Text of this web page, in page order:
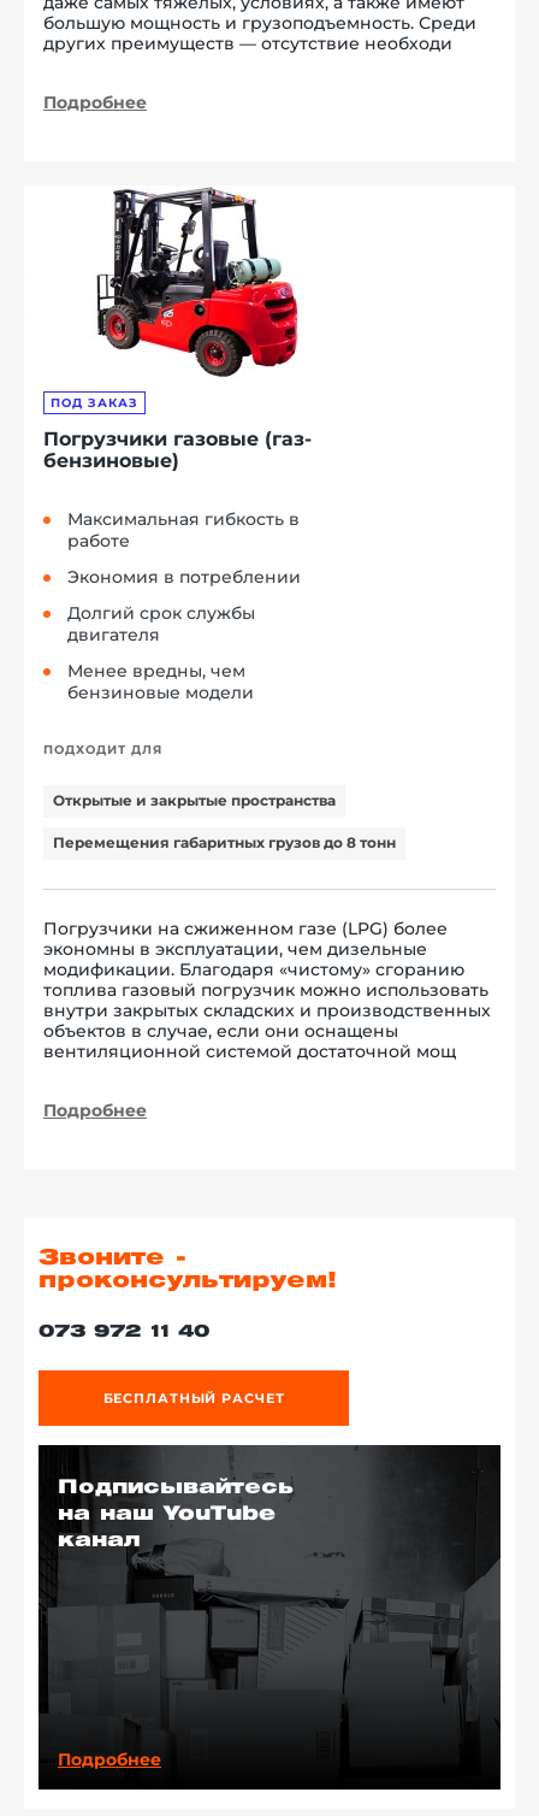
большую мощность и грузоподъемность. Среди
других преимуществ — отсутствие необходи
Подробнее
ПОД ЗАКАЗ
Погрузчики газовые (газ-
бензиновые)
Максимальная гибкость в
работе
Экономия в потреблении
Долгий срок службы
двигателя
Менее вредны, чем
бензиновые модели
ПОДХОДИТ ДЛЯ
Открытые и закрытые пространства
Перемещения габаритных грузов до 8 тонн
Погрузчики на сжиженном газе (LPG) более
экономны в эксплуатации, чем дизельные
модификации. Благодаря «чистому» сгоранию
топлива газовый погрузчик можно использовать
внутри закрытых складских и производственных
объектов в случае, если они оснащены
вентиляционной системой достаточной мощ
Подробнее
Звоните -
проконсультируем!
073 972 11 40
БЕСПЛАТНЫЙ РАСЧЕТ
Подписывайтесь
на наш YouTube
канал
Подробнее